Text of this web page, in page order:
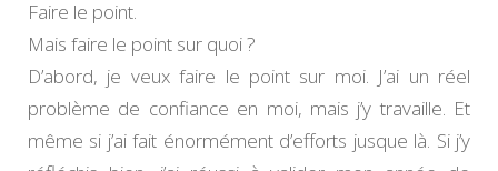
Faire le point.
Mais faire le point sur quoi ?
D’abord, je veux faire le point sur moi. J’ai un réel
problème de confiance en moi, mais j’y travaille. Et
même si j’ai fait énormément d’efforts jusque là. Si j’y